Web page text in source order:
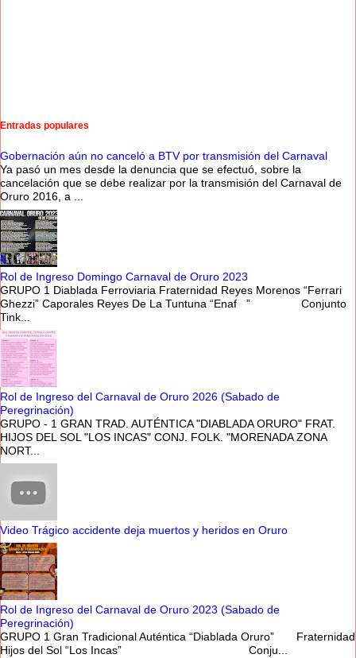
Entradas populares
Gobernación aún no canceló a BTV por transmisión del Carnaval
Ya pasó un mes desde la denuncia que se efectuó, sobre la
cancelación que se debe realizar por la transmisión del Carnaval de
Oruro 2016, a ...
Rol de Ingreso Domingo Carnaval de Oruro 2023
GRUPO 1 Diablada Ferroviaria Fraternidad Reyes Morenos “Ferrari
Ghezzi” Caporales Reyes De La Tuntuna “Enaf ” Conjunto
Tink...
Rol de Ingreso del Carnaval de Oruro 2026 (Sabado de
Peregrinación)
GRUPO - 1 GRAN TRAD. AUTÉNTICA "DIABLADA ORURO" FRAT.
HIJOS DEL SOL "LOS INCAS" CONJ. FOLK. "MORENADA ZONA
NORT...
Video Trágico accidente deja muertos y heridos en Oruro
Rol de Ingreso del Carnaval de Oruro 2023 (Sabado de
Peregrinación)
GRUPO 1 Gran Tradicional Auténtica “Diablada Oruro” Fraternidad
Hijos del Sol “Los Incas” Conju...